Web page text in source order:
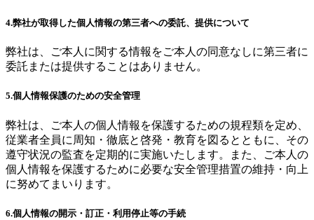
4.弊社が取得した個人情報の第三者への委託、提供について
弊社は、ご本人に関する情報をご本人の同意なしに第三者に
委託または提供することはありません。
5.個人情報保護のための安全管理
弊社は、ご本人の個人情報を保護するための規程類を定め、
従業者全員に周知・徹底と啓発・教育を図るとともに、その
遵守状況の監査を定期的に実施いたします。また、ご本人の
個人情報を保護するために必要な安全管理措置の維持・向上
に努めてまいります。
6.個人情報の開示・訂正・利用停止等の手続